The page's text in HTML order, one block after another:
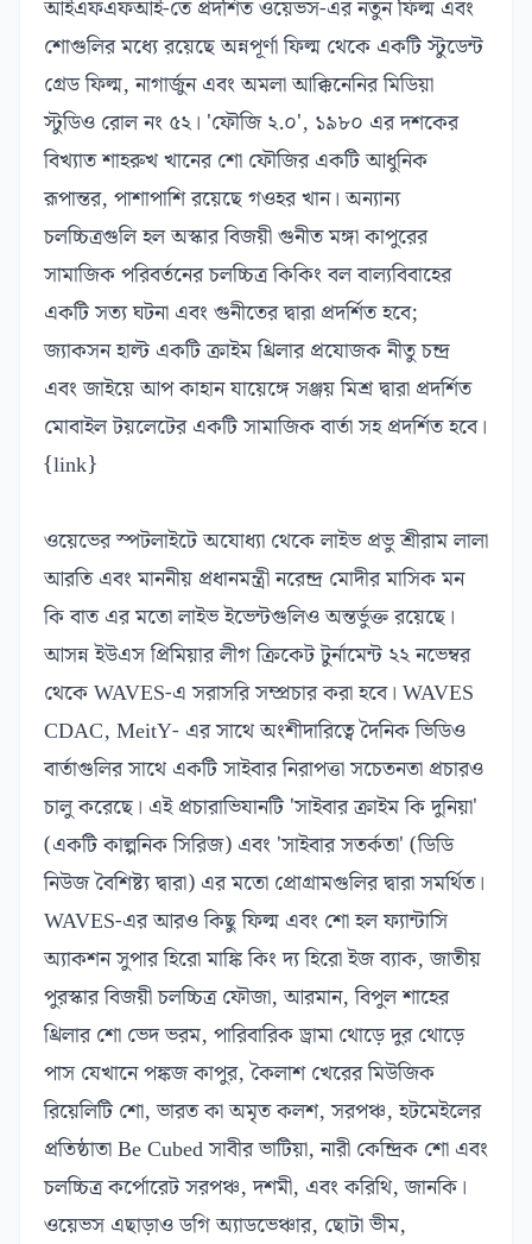
আইএফএফআই-তে প্রদর্শিত ওয়েভস-এর নতুন ফিল্ম এবং
শোগুলির মধ্যে রয়েছে অন্নপূর্ণা ফিল্ম থেকে একটি স্টুডেন্ট
গ্রেড ফিল্ম, নাগার্জুন এবং অমলা আক্কিনেনির মিডিয়া
স্টুডিও রোল নং ৫২। 'ফৌজি ২.০', ১৯৮০ এর দশকের
বিখ্যাত শাহরুখ খানের শো ফৌজির একটি আধুনিক
রূপান্তর, পাশাপাশি রয়েছে গওহর খান। অন্যান্য
চলচ্চিত্রগুলি হল অস্কার বিজয়ী গুনীত মঙ্গা কাপুরের
সামাজিক পরিবর্তনের চলচ্চিত্র কিকিং বল বাল্যবিবাহের
একটি সত্য ঘটনা এবং গুনীতের দ্বারা প্রদর্শিত হবে;
জ্যাকসন হাল্ট একটি ক্রাইম থ্রিলার প্রযোজক নীতু চন্দ্র
এবং জাইয়ে আপ কাহান যায়েঙ্গে সঞ্জয় মিশ্র দ্বারা প্রদর্শিত
মোবাইল টয়লেটের একটি সামাজিক বার্তা সহ প্রদর্শিত হবে।
{link}
ওয়েভের স্পটলাইটে অযোধ্যা থেকে লাইভ প্রভু শ্রীরাম লালা
আরতি এবং মাননীয় প্রধানমন্ত্রী নরেন্দ্র মোদীর মাসিক মন
কি বাত এর মতো লাইভ ইভেন্টগুলিও অন্তর্ভুক্ত রয়েছে।
আসন্ন ইউএস প্রিমিয়ার লীগ ক্রিকেট টুর্নামেন্ট ২২ নভেম্বর
থেকে WAVES-এ সরাসরি সম্প্রচার করা হবে। WAVES
CDAC, MeitY- এর সাথে অংশীদারিত্বে দৈনিক ভিডিও
বার্তাগুলির সাথে একটি সাইবার নিরাপত্তা সচেতনতা প্রচারও
চালু করেছে। এই প্রচারাভিযানটি 'সাইবার ক্রাইম কি দুনিয়া'
(একটি কাল্পনিক সিরিজ) এবং 'সাইবার সতর্কতা' (ডিডি
নিউজ বৈশিষ্ট্য দ্বারা) এর মতো প্রোগ্রামগুলির দ্বারা সমর্থিত।
WAVES-এর আরও কিছু ফিল্ম এবং শো হল ফ্যান্টাসি
অ্যাকশন সুপার হিরো মাঙ্কি কিং দ্য হিরো ইজ ব্যাক, জাতীয়
পুরস্কার বিজয়ী চলচ্চিত্র ফৌজা, আরমান, বিপুল শাহের
থ্রিলার শো ভেদ ভরম, পারিবারিক ড্রামা থোড়ে দুর থোড়ে
পাস যেখানে পঙ্কজ কাপুর, কৈলাশ খেরের মিউজিক
রিয়েলিটি শো, ভারত কা অমৃত কলশ, সরপঞ্চ, হটমেইলের
প্রতিষ্ঠাতা Be Cubed সাবীর ভাটিয়া, নারী কেন্দ্রিক শো এবং
চলচ্চিত্র কর্পোরেট সরপঞ্চ, দশমী, এবং করিথি, জানকি।
ওয়েভস এছাড়াও ডগি অ্যাডভেঞ্চার, ছোটা ভীম,